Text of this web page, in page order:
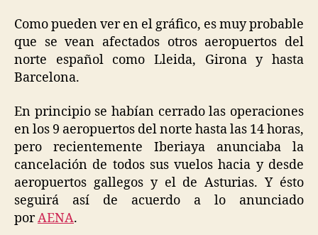
Como pueden ver en el gráfico, es muy probable
que se vean afectados otros aeropuertos del
norte español como Lleida, Girona y hasta
Barcelona.
En principio se habían cerrado las operaciones
en los 9 aeropuertos del norte hasta las 14 horas,
pero recientemente Iberiaya anunciaba la
cancelación de todos sus vuelos hacia y desde
aeropuertos gallegos y el de Asturias. Y ésto
seguirá así de acuerdo a lo anunciado
porAENA.